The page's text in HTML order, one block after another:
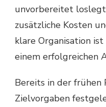
unvorbereitet
zusätzliche Kosten
klare Organisation
einem erfolgreichen
Bereits in der frühen
Zielvorgaben